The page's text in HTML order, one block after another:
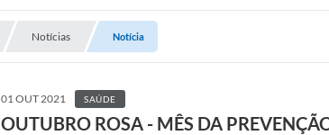
Notícias Notícia
01 OUT 2021 SAÚDE
OUTUBRO ROSA - MÊS DA